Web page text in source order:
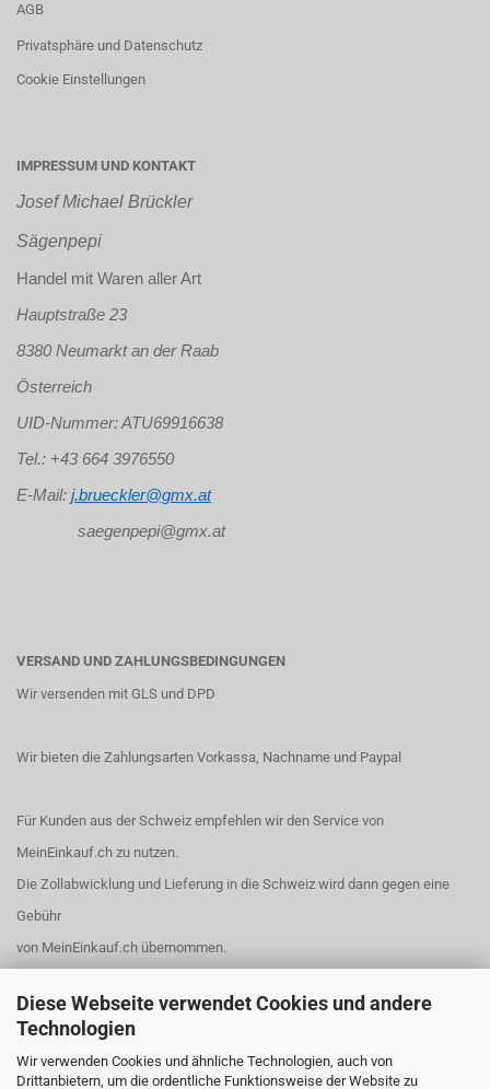
Diese Webseite verwendet Cookies und andere
Technologien
Wir verwenden Cookies und ähnliche Technologien, auch von
Drittanbietern, um die ordentliche Funktionsweise der Website zu
AGB
Privatsphäre und Datenschutz
Cookie Einstellungen
IMPRESSUM UND KONTAKT
Josef Michael Brückler
Sägenpepi
Handel mit Waren aller Art
Hauptstraße 23
8380 Neumarkt an der Raab
Österreich
UID-Nummer: ATU69916638
Tel.: +43 664 3976550
E-Mail: j.brueckler@gmx.at
saegenpepi@gmx.at
VERSAND UND ZAHLUNGSBEDINGUNGEN
Wir versenden mit GLS und DPD
Wir bieten die Zahlungsarten Vorkassa, Nachname und Paypal
Für Kunden aus der Schweiz empfehlen wir den Service von
MeinEinkauf.ch zu nutzen.
Die Zollabwicklung und Lieferung in die Schweiz wird dann gegen eine
Gebühr
von MeinEinkauf.ch übernommen.
BANKVERBINDUNG
Unser Bankverbindung: